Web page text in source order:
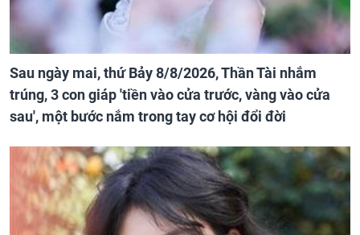
Sau ngày mai, thứ Bảy 8/8/2026, Thần Tài nhắm
trúng, 3 con giáp 'tiền vào cửa trước, vàng vào cửa
sau', một bước nắm trong tay cơ hội đổi đời